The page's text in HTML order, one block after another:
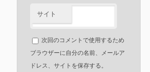
サイト
次回のコメントで使用するため
ブラウザーに自分の名前、メールア
ドレス、サイトを保存する。